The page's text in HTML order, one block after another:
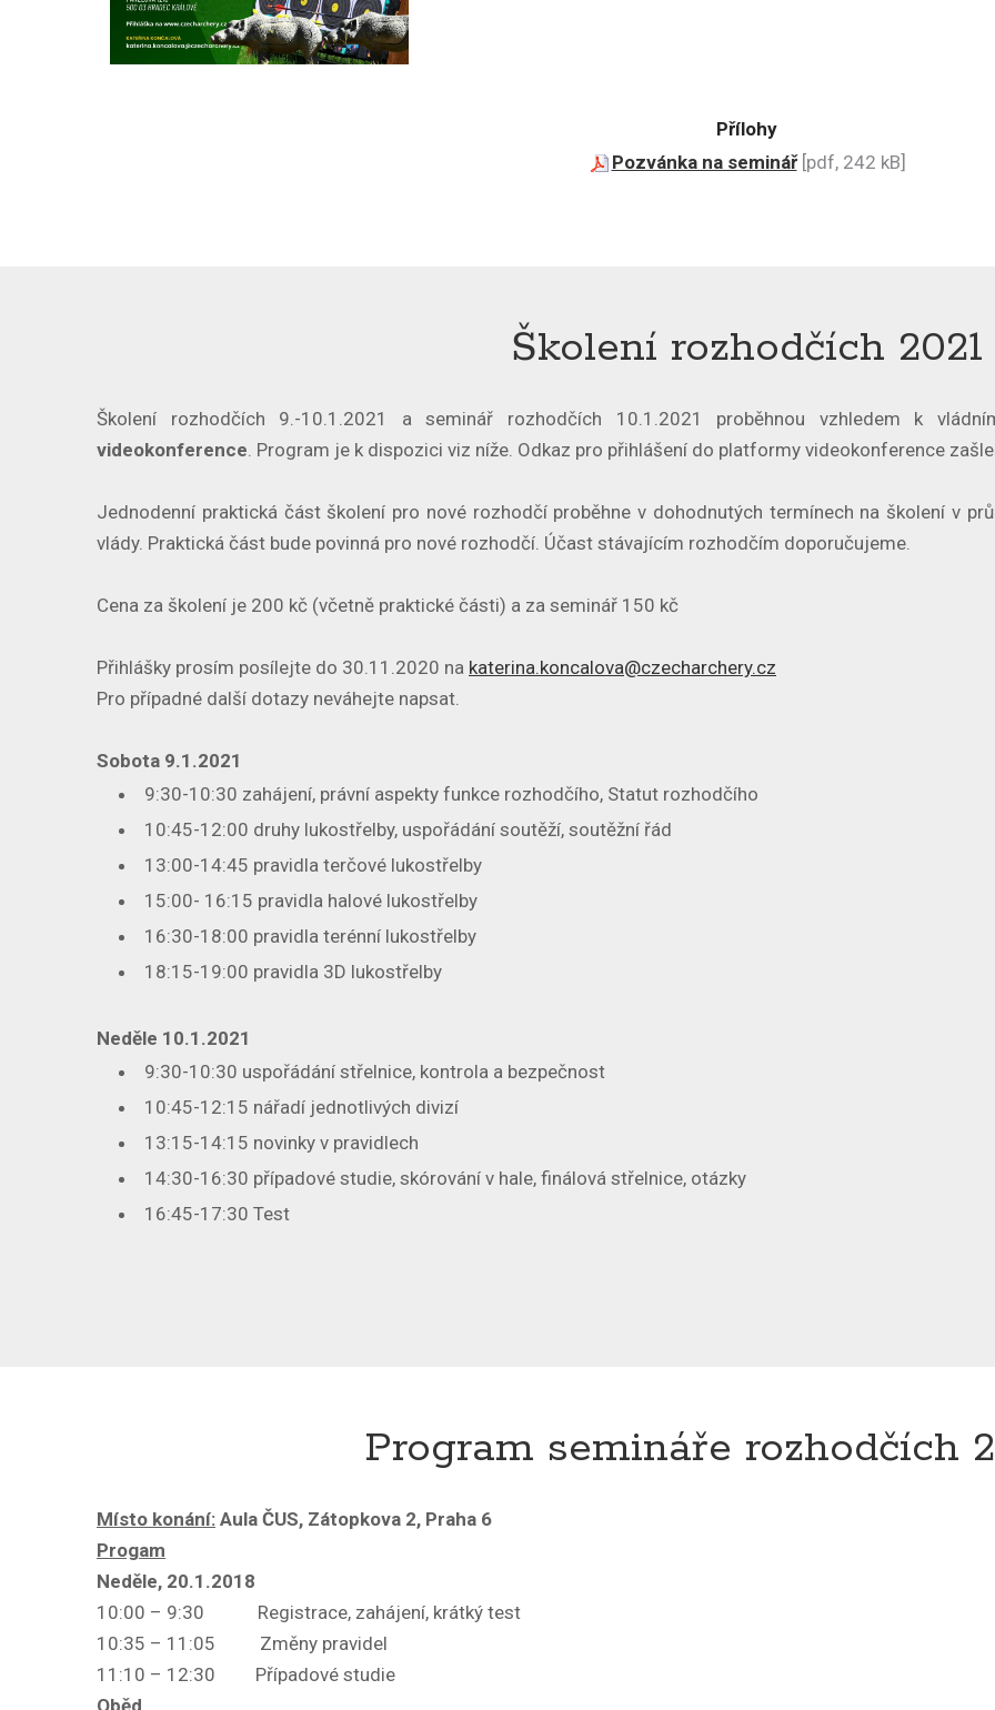
Přílohy
Pozvánka na seminář[pdf, 242 kB]
Školení rozhodčích 2021
Školení rozhodčích 9.-10.1.2021 a seminář rozhodčích 10.1.2021 proběhnou vzhledem k
videokonference . Program je k dispozici viz níže. Odkaz pro přihlášení do platformy videokonference
Jednodenní praktická část školení pro nové rozhodčí proběhne v dohodnutých termínech na školení v
vlády. Praktická část bude povinná pro nové rozhodčí. Účast stávajícím rozhodčím doporučujeme.
Cena za školení je 200 kč (včetně praktické části) a za seminář 150 kč
Přihlášky prosím posílejte do 30.11.2020 na katerina.koncalova@czecharchery.cz
Pro případné další dotazy neváhejte napsat.
Sobota 9.1.2021
9:30-10:30 zahájení, právní aspekty funkce rozhodčího, Statut rozhodčího
10:45-12:00 druhy lukostřelby, uspořádání soutěží, soutěžní řád
13:00-14:45 pravidla terčové lukostřelby
15:00- 16:15 pravidla halové lukostřelby
16:30-18:00 pravidla terénní lukostřelby
18:15-19:00 pravidla 3D lukostřelby
Neděle 10.1.2021
9:30-10:30 uspořádání střelnice, kontrola a bezpečnost
10:45-12:15 nářadí jednotlivých divizí
13:15-14:15 novinky v pravidlech
14:30-16:30 případové studie, skórování v hale, finálová střelnice, otázky
16:45-17:30 Test
Program semináře rozhodčích
Místo konání: Aula ČUS, Zátopkova 2, Praha 6
Progam
Neděle, 20.1.2018
10:00 – 9:30 Registrace, zahájení, krátký test
10:35 – 11:05 Změny pravidel
11:10 – 12:30 Případové studie
Oběd